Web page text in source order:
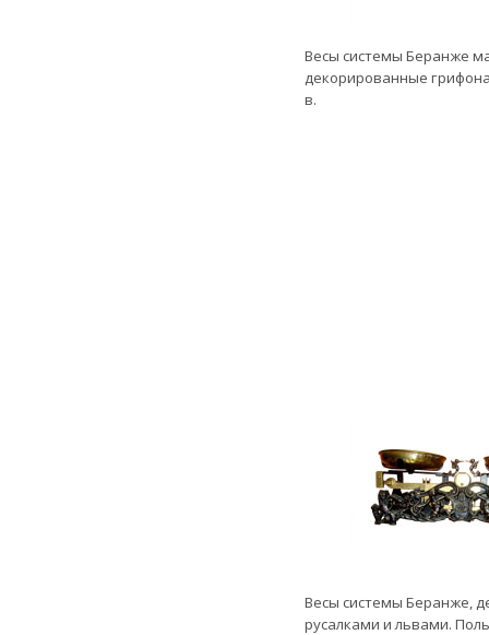
Весы системы Беранже
декорированные
в.
Весы системы Беранже,
русалками и львами.